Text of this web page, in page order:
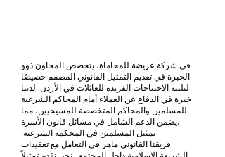
في شركة عريضة للمحاماة، يتخصص المحاون ذوو
الخبرة في تقديم التمثيل القانوني المصمم خصيصًا
لتلبية الاحتياجات الفريدة للعائلات في الأردن. لدينا
خبرة في الدفاع عن العملاء أمام المحاكم الشرعية
للمسلمين والمحاكم المتخصصة للمسيحيين، مما
يضمن الدعم الشامل في مسائل قانون الأسرة.
:تمثيل المسلمين في المحكمة الشرعية
فريقنا القانوني ماهر في التعامل مع تعقيدات